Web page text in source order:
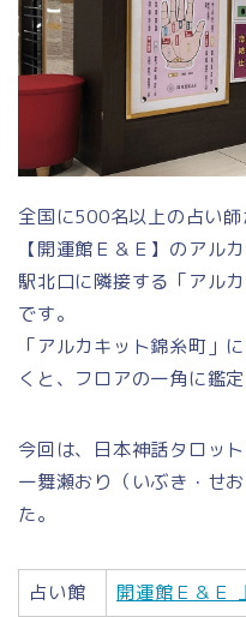
全国に500名以上の占い
【開運館Ｅ＆Ｅ】のアル
駅北口に隣接する「アル
です。
「アルカキット錦糸町」
くと、フロアの一角に鑑
今回は、日本神話タロッ
一舞瀬おり（いぶき・せ
た。
占い館
開運館Ｅ＆Ｅ